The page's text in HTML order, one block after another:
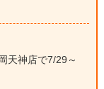
天神店で7/29～